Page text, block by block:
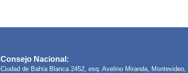
Consejo Nacional:
Ciudad de Bahía Blanca 2452, esq. Avelino Miranda, Montevideo,